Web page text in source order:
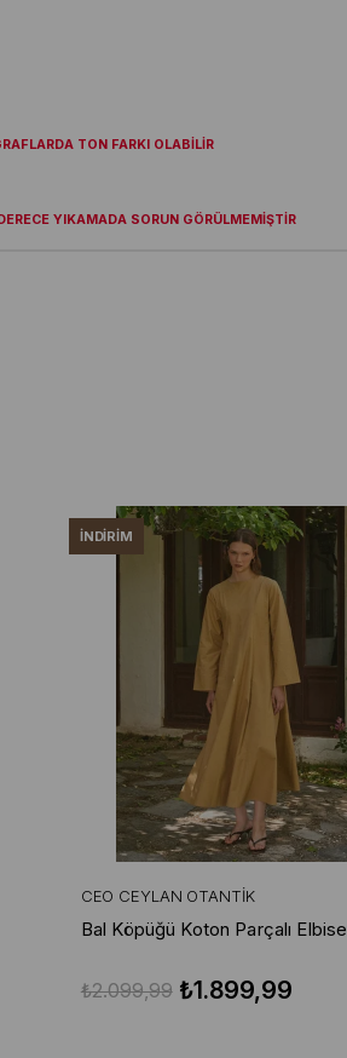
TON FARKI OLABİLİR
YIKAMADA SORUN GÖRÜLMEMİŞTİR
CEO CEYLAN OTANTIK
Bal Köpüğü Koton Parçalı Elbise
₺1.899,99
₺2.099,99
İNDIRIM